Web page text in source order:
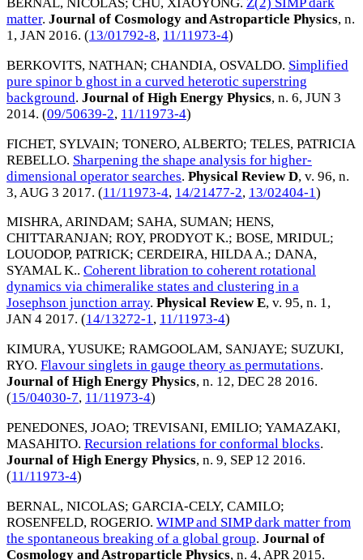
matter. Journal of Cosmology and Astroparticle Physics, n.
1, JAN 2016. (13/01792-8, 11/11973-4)
BERKOVITS, NATHAN; CHANDIA, OSVALDO. Simplified
pure spinor b ghost in a curved heterotic superstring
background. Journal of High Energy Physics, n. 6, JUN 3
2014. (09/50639-2, 11/11973-4)
FICHET, SYLVAIN; TONERO, ALBERTO; TELES, PATRICIA
REBELLO. Sharpening the shape analysis for higher-
dimensional operator searches. Physical Review D, v. 96, n.
3, AUG 3 2017. (11/11973-4, 14/21477-2, 13/02404-1)
MISHRA, ARINDAM; SAHA, SUMAN; HENS,
CHITTARANJAN; ROY, PRODYOT K.; BOSE, MRIDUL;
LOUODOP, PATRICK; CERDEIRA, HILDA A.; DANA,
SYAMAL K.. Coherent libration to coherent rotational
dynamics via chimeralike states and clustering in a
Josephson junction array. Physical Review E, v. 95, n. 1,
JAN 4 2017. (14/13272-1, 11/11973-4)
KIMURA, YUSUKE; RAMGOOLAM, SANJAYE; SUZUKI,
RYO. Flavour singlets in gauge theory as permutations.
Journal of High Energy Physics, n. 12, DEC 28 2016.
(15/04030-7, 11/11973-4)
PENEDONES, JOAO; TREVISANI, EMILIO; YAMAZAKI,
MASAHITO. Recursion relations for conformal blocks.
Journal of High Energy Physics, n. 9, SEP 12 2016.
(11/11973-4)
BERNAL, NICOLAS; GARCIA-CELY, CAMILO;
ROSENFELD, ROGERIO. WIMP and SIMP dark matter from
the spontaneous breaking of a global group. Journal of
Cosmology and Astroparticle Physics, n. 4,APR 2015.